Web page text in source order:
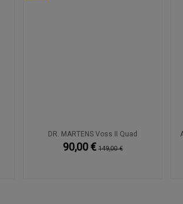
DR. MARTENS Voss II Quad
90,00 € 149,00 €